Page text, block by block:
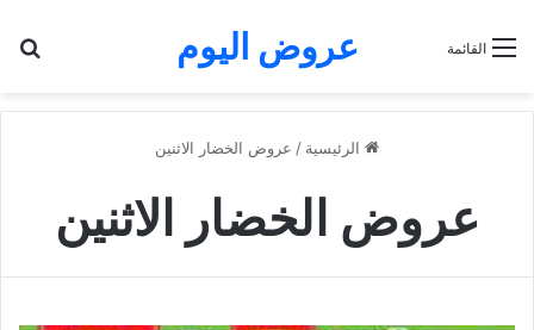
عروض اليوم القائمة
الرئيسية / عروض الخضار الاثنين
عروض الخضار الاثنين